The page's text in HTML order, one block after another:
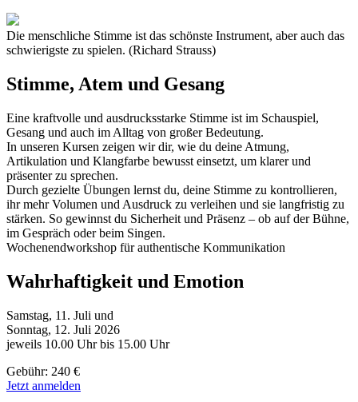
Die menschliche Stimme ist das schönste Instrument, aber auch das
schwierigste zu spielen. (Richard Strauss)
Stimme, Atem und Gesang
Eine kraftvolle und ausdrucksstarke Stimme ist im Schauspiel,
Gesang und auch im Alltag von großer Bedeutung.
In unseren Kursen zeigen wir dir, wie du deine Atmung,
Artikulation und Klangfarbe bewusst einsetzt, um klarer und
präsenter zu sprechen.
Durch gezielte Übungen lernst du, deine Stimme zu kontrollieren,
ihr mehr Volumen und Ausdruck zu verleihen und sie langfristig zu
stärken. So gewinnst du Sicherheit und Präsenz – ob auf der Bühne,
im Gespräch oder beim Singen.
Wochenendworkshop für authentische Kommunikation
Wahrhaftigkeit und Emotion
Samstag, 11. Juli und
Sonntag, 12. Juli 2026
jeweils 10.00 Uhr bis 15.00 Uhr
Gebühr: 240 €
Jetzt anmelden